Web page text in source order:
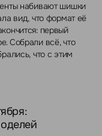
набивают шишки
вид, что формат её
первый
Собрали всё, что
что с этим